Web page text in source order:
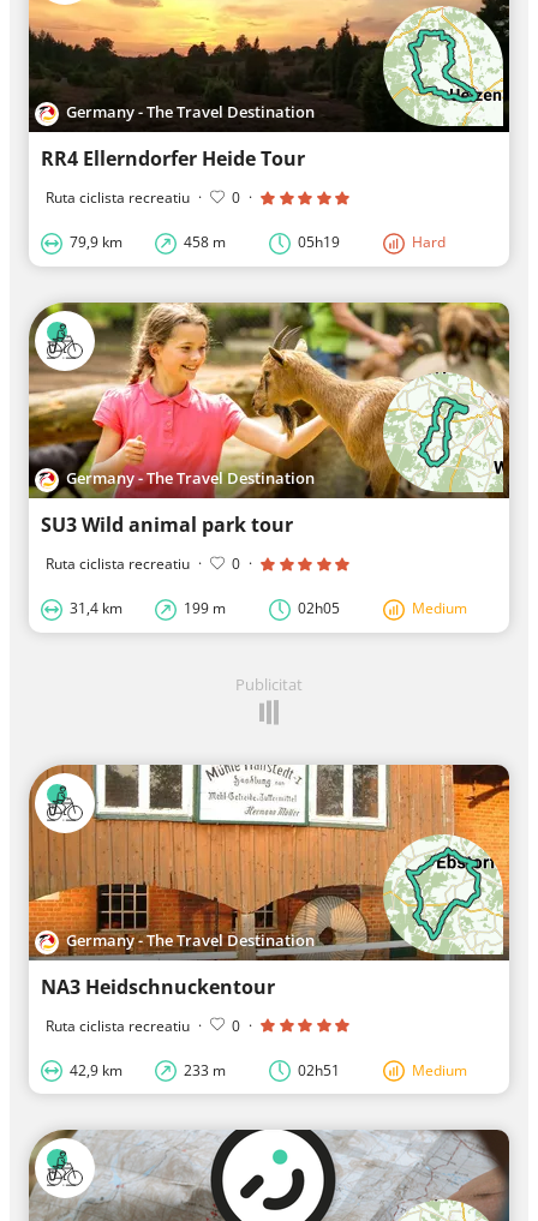
Germany - The Travel Destination
RR4 Ellerndorfer Heide Tour
Ruta ciclista recreatiu · 0 ·
79,9 km 458 m 05h19 Hard
Germany - The Travel Destination
SU3 Wild animal park tour
Ruta ciclista recreatiu · 0 ·
31,4 km 199 m 02h05 Medium
Publicitat
Germany - The Travel Destination
NA3 Heidschnuckentour
Ruta ciclista recreatiu · 0 ·
42,9 km 233 m 02h51 Medium